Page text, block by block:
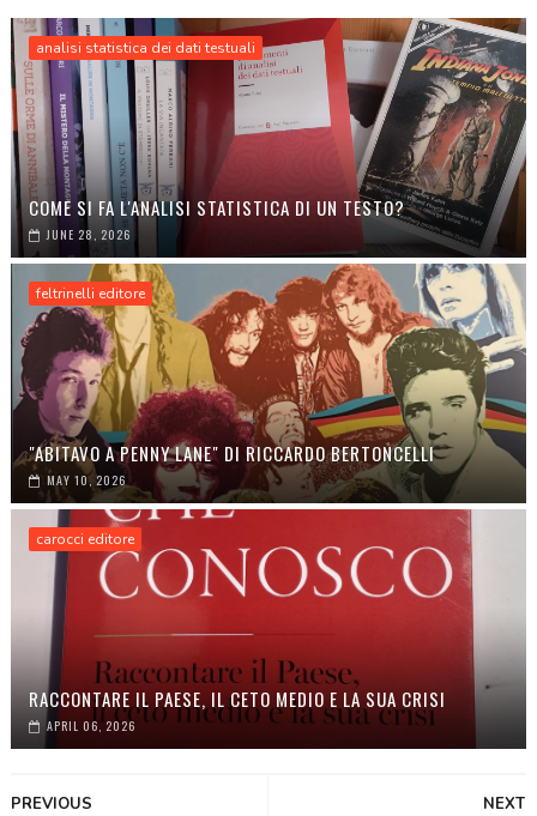
analisi statistica dei dati testuali
COME SI FA L'ANALISI STATISTICA DI UN TESTO?
JUNE 28, 2026
feltrinelli editore
"ABITAVO A PENNY LANE" DI RICCARDO BERTONCELLI
MAY 10, 2026
carocci editore
RACCONTARE IL PAESE, IL CETO MEDIO E LA SUA CRISI
APRIL 06, 2026
NEXT
PREVIOUS